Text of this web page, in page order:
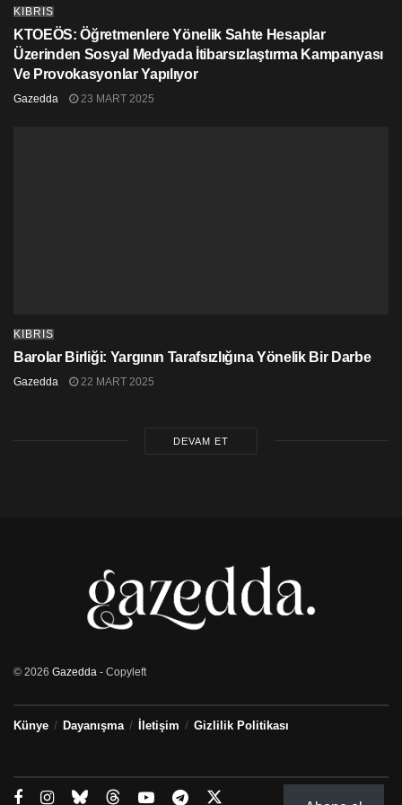
KIBRIS
KTOEÖS: Öğretmenlere Yönelik Sahte Hesaplar
Üzerinden Sosyal Medyada İtibarsızlaştırma Kampanyası
Ve Provokasyonlar Yapılıyor
Gazedda 23 MART 2025
KIBRIS
Barolar Birliği: Yargının Tarafsızlığına Yönelik Bir Darbe
Gazedda 22 MART 2025
DEVAM ET
© 2026 Gazedda - Copyleft
Künye Dayanışma İletişim Gizlilik Politikası